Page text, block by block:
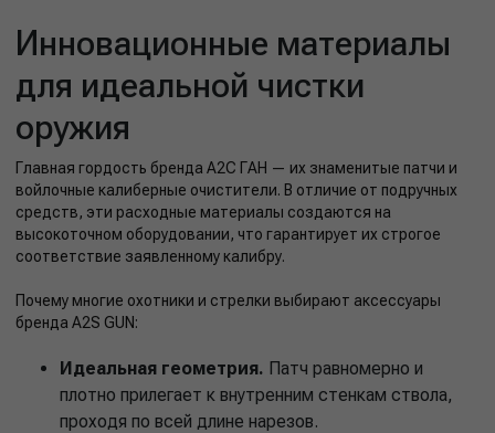
Инновационные материалы
для идеальной чистки
оружия
Главная гордость бренда А2С ГАН — их знаменитые патчи и
войлочные калиберные очистители. В отличие от подручных
средств, эти расходные материалы создаются на
высокоточном оборудовании, что гарантирует их строгое
соответствие заявленному калибру.
Почему многие охотники и стрелки выбирают аксессуары
бренда A2S GUN:
Идеальная геометрия. Патч равномерно и
плотно прилегает к внутренним стенкам ствола,
проходя по всей длине нарезов.